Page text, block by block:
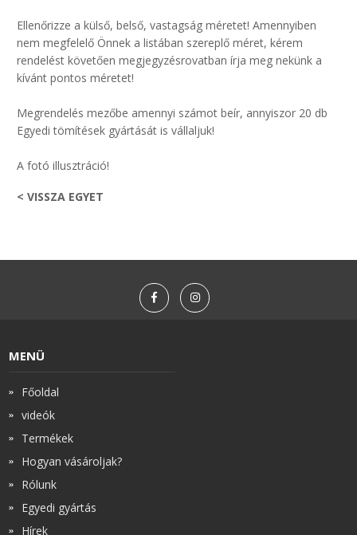
Ellenőrizze a külső, belső, vastagság méretet! Amennyiben
nem megfelelő Önnek a listában szereplő méret, kérem
rendelést követően megjegyzésrovatban írja meg nekünk a
kívánt pontos méretet!
Megrendelés mezőbe amennyi számot beír, annyiszor 20 db
Egyedi tömítések gyártását is vállaljuk!
A fotó illusztráció!
< VISSZA EGYET
MENÜ
Főoldal
videók
Termékek
Hogyan vásároljak?
Rólunk
Egyedi gyártás
Hírek